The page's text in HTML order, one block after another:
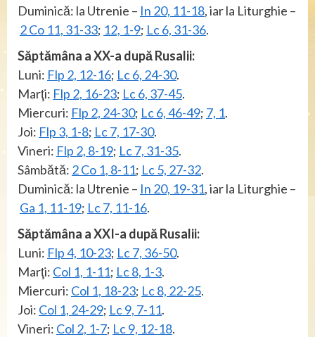
Duminică: la Utrenie – In 20, 11-18, iar la Liturghie –
2 Co 11, 31-33; 12, 1-9; Lc 6, 31-36.
Săptămâna a XX-a după Rusalii:
Luni: Flp 2, 12-16; Lc 6, 24-30.
Marţi: Flp 2, 16-23; Lc 6, 37-45.
Miercuri: Flp 2, 24-30; Lc 6, 46-49; 7, 1.
Joi: Flp 3, 1-8; Lc 7, 17-30.
Vineri: Flp 2, 8-19; Lc 7, 31-35.
Sâmbătă: 2 Co 1, 8-11; Lc 5, 27-32.
Duminică: la Utrenie – In 20, 19-31, iar la Liturghie –
Ga 1, 11-19; Lc 7, 11-16.
Săptămâna a XXI-a după Rusalii:
Luni: Flp 4, 10-23; Lc 7, 36-50.
Marţi: Col 1, 1-11; Lc 8, 1-3.
Miercuri: Col 1, 18-23; Lc 8, 22-25.
Joi: Col 1, 24-29; Lc 9, 7-11.
Vineri: Col 2, 1-7; Lc 9, 12-18.